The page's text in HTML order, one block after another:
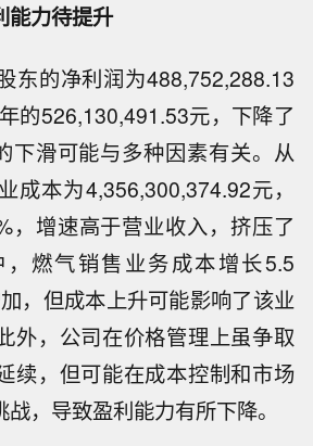
能力待提升
东的净利润为488,752,288.13
的526,130,491.53元，下降了
下滑可能与多种因素有关。从
成本为4,356,300,374.92元，
，增速高于营业收入，挤压了
燃气销售业务成本增长5.5
，但成本上升可能影响了该业
外，公司在价格管理上虽争取
续，但可能在成本控制和市场
，导致盈利能力有所下降。